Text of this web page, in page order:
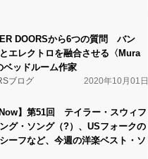
DOORSから6つの質問 バン
エレクトロを融合させる〈Mura
ベッドルーム作家
ブログ 2020年10月01日
】第51回 テイラー・スウィフ
グ・ソング（?）、USフォークの
ーフなど、今週の洋楽ベスト・ソ